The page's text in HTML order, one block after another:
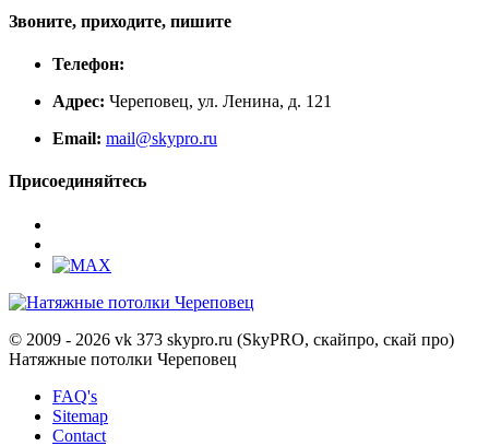
Звоните, приходите, пишите
Телефон:
Адрес: Череповец, ул. Ленина, д. 121
Email: mail@skypro.ru
Присоединяйтесь
© 2009 - 2026 vk 373 skypro.ru (SkyPRO, скайпро, скай про)
Натяжные потолки Череповец
FAQ's
Sitemap
Contact